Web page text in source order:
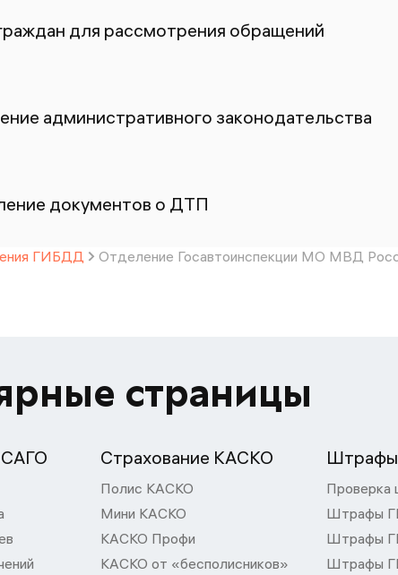
для рассмотрения обращений
административного законодательства
документов о ДТП
ГИБДД Отделение Госавтоинспекции МО МВД
страницы
Страхование КАСКО
Полис КАСКО
Мини КАСКО
КАСКО Профи
КАСКО от «бесполисников»
Штрафы
Штрафы
Штрафы